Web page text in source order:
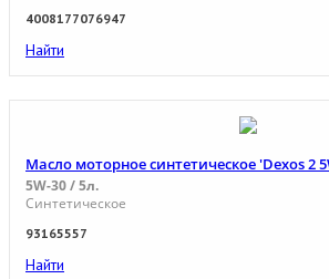
4008177076947
Найти
Масло моторное синтетическое 'Dexos 2
5W-30 / 5л.
Синтетическое
93165557
Найти